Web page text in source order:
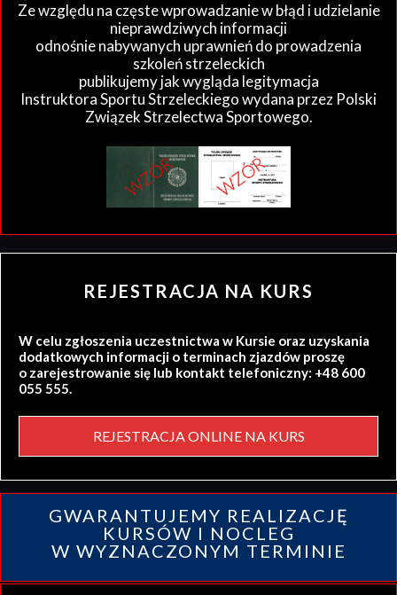
Ze względu na częste wprowadzanie w błąd i udzielanie
nieprawdziwych informacji
odnośnie nabywanych uprawnień do prowadzenia
szkoleń strzeleckich
publikujemy jak wygląda legitymacja
Instruktora Sportu Strzeleckiego wydana przez Polski
Związek Strzelectwa Sportowego.
REJESTRACJA NA KURS
W celu zgłoszenia uczestnictwa w Kursie oraz uzyskania
dodatkowych informacji o terminach zjazdów proszę
o zarejestrowanie się lub kontakt telefoniczny: +48 600
055 555.
REJESTRACJA ONLINE NA KURS
GWARANTUJEMY REALIZACJĘ
KURSÓW I NOCLEG
W WYZNACZONYM TERMINIE